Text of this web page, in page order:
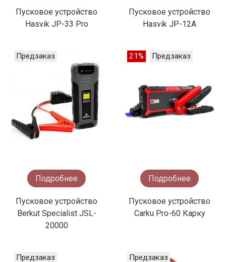
Пусковое устройство
Hasvik JP-33 Pro
Пусковое устройство
Hasvik JP-12A
Предзаказ
Подробнее
Пусковое устройство
Berkut Specialist JSL-
20000
21% Предзаказ
Подробнее
Пусковое устройство
Carku Pro-60 Карку
Предзаказ Предзаказ